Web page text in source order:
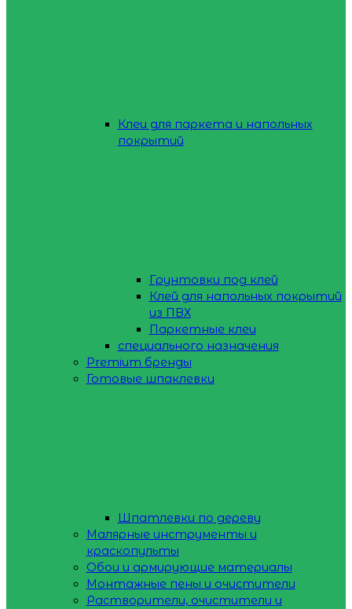
Клеи для паркета и напольных
покрытий
Грунтовки под клей
Клей для напольных покрытий
из ПВХ
Паркетные клеи
специального назначения
Premium бренды
Готовые шпаклевки
Шпатлевки по дереву
Малярные инструменты и
краскопульты
Обои и армирующие материалы
Монтажные пены и очистители
Растворители, очистители и